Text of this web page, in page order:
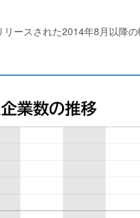
リースされた2014年8月以降